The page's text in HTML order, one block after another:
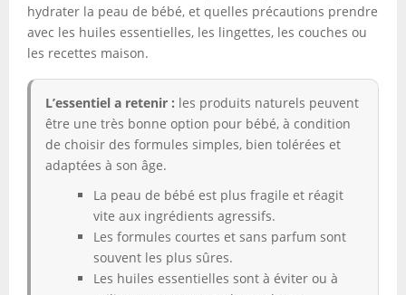
hydrater la peau de bébé, et quelles précautions prendre
avec les huiles essentielles, les lingettes, les couches ou
les recettes maison.
L’essentiel a retenir : les produits naturels peuvent
être une très bonne option pour bébé, à condition
de choisir des formules simples, bien tolérées et
adaptées à son âge.
La peau de bébé est plus fragile et réagit
vite aux ingrédients agressifs.
Les formules courtes et sans parfum sont
souvent les plus sûres.
Les huiles essentielles sont à éviter ou à